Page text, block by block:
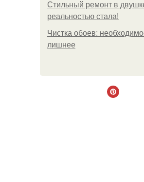
Стильный ремонт в
реальностью стала!
Чистка обоев:
лишнее